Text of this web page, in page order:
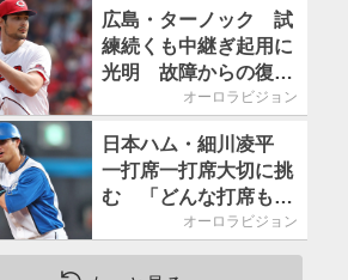
催
広島・ターノック 試
練続くも中継ぎ起用に
光明 故障からの復帰
期す／助っ人前半戦通
オーロラビジョン
日本ハム・細川凌平
一打席一打席大切に挑
む 「どんな打席も何
か意味のある打席にし
く！
オーロラビジョン